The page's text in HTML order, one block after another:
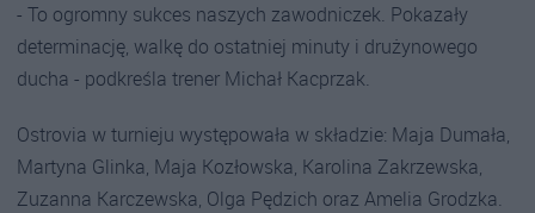
- To ogromny sukces naszych zawodniczek. Pokazały
determinację, walkę do ostatniej minuty i drużynowego
ducha - podkreśla trener Michał Kacprzak.
Ostrovia w turnieju występowała w składzie: Maja Dumała,
Martyna Glinka, Maja Kozłowska, Karolina Zakrzewska,
Zuzanna Karczewska, Olga Pędzich oraz Amelia Grodzka.